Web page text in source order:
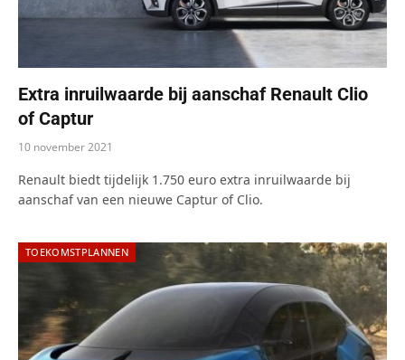
Extra inruilwaarde bij aanschaf Renault Clio
of Captur
10 november 2021
Renault biedt tijdelijk 1.750 euro extra inruilwaarde bij
aanschaf van een nieuwe Captur of Clio.
TOEKOMSTPLANNEN